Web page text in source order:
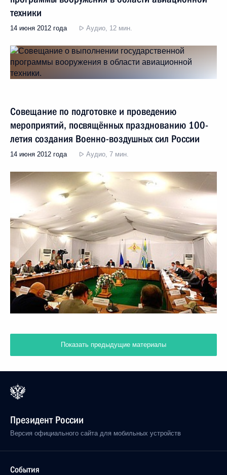
техники
14 июня 2012 года Аудио, 12 мин.
Совещание по подготовке и проведению
мероприятий, посвящённых празднованию 100-
летия создания Военно-воздушных сил России
14 июня 2012 года Аудио, 7 мин.
Показать предыдущие материалы
Президент России
Версия официального сайта для мобильных устройств
События